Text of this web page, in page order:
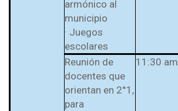
armónico al
municipio
· Juegos
escolares
Reunión de
docentes que
orientan en 2°1,
para
11:30 am